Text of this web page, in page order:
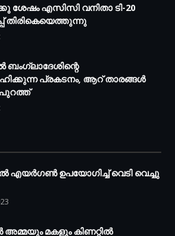
ശേഷം എസിസി വനിതാ ടി-20
തിരികെയെത്തുന്നു
ബംഗ്ലാദേശിന്റെ
പ്രകടനം, ആറ് താരങ്ങള്‍
എയർഗൺ ഉപയോഗിച്ച് വെടി വെച്ചു
അമ്മയും മകളും കിണറ്റിൽ